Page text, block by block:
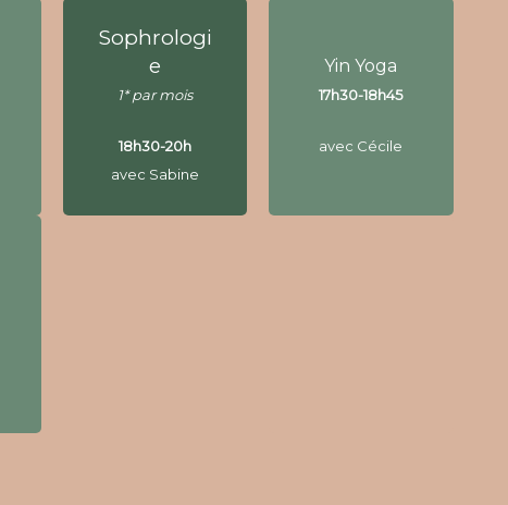
Sophrologi
e
1* par mois
18h30-20h
avec Sabine
Sophrologi
e
Yin Yoga
17h30-18h45
avec Cécile
17h30-18h45